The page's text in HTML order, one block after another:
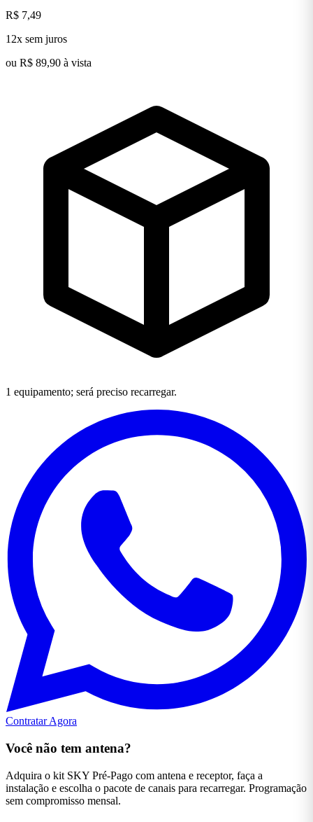
R$ 7,49
12x sem juros
ou R$ 89,90 à vista
1 equipamento; será preciso recarregar.
Contratar Agora
Você não tem antena?
Adquira o kit SKY Pré-Pago com antena e receptor, faça a
instalação e escolha o pacote de canais para recarregar. Programação
sem compromisso mensal.